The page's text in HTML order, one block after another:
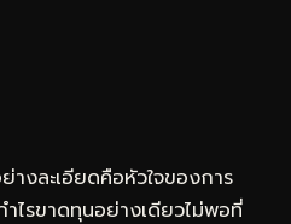
งละเอียดคือหัวใจของการ
ำไรขาดทุนอย่างเดียวไม่พอที่